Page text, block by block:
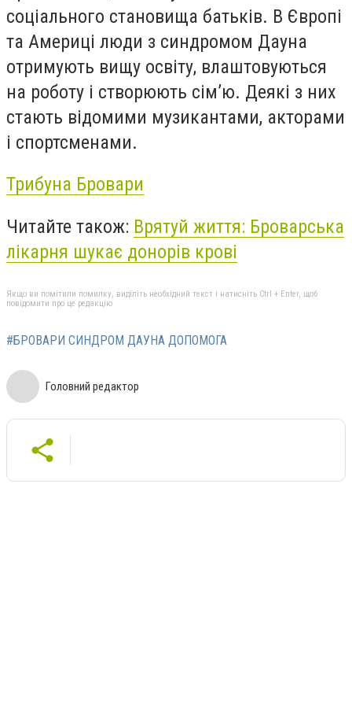
соціального становища батьків. В Європі
та Америці люди з синдромом Дауна
отримують вищу освіту, влаштовуються
на роботу і створюють сім’ю. Деякі з них
стають відомими музикантами, акторами
і спортсменами.
Трибуна Бровари
Читайте також: Врятуй життя: Броварська
лікарня шукає донорів крові
Якщо ви помітили помилку, виділіть необхідний текст і натисніть Ctrl + Enter, щоб
повідомити про це редакцію
#БРОВАРИ СИНДРОМ ДАУНА ДОПОМОГА
Головний редактор